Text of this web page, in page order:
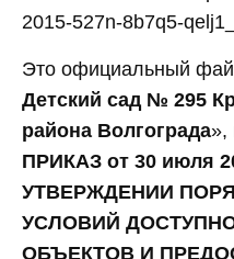
2015-527n-8b7q5-
Это официальный
Детский сад № 295
района Волгограда»,
ПРИКАЗ от 30 июля
УТВЕРЖДЕНИИ
УСЛОВИЙ
ОБЪЕКТОВ И